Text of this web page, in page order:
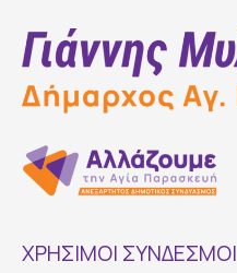
ΧΡΗΣΙΜΟΙ ΣΥΝΔΕΣΜΟΙ